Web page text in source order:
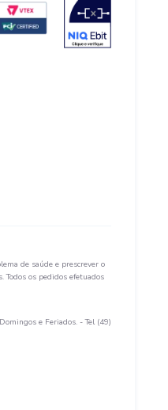
de saúde e prescrever o
os pedidos efetuados
e Feriados. - Tel (49)